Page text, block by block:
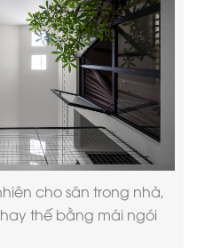
cho sân trong nhà,
thế bằng mái ngói